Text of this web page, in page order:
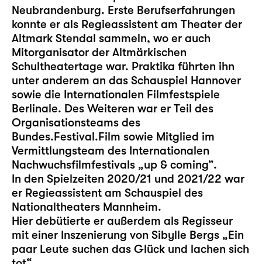
Neubrandenburg. Erste Berufserfahrungen
konnte er als Regieassistent am Theater der
Altmark Stendal sammeln, wo er auch
Mitorganisator der Altmärkischen
Schultheatertage war. Praktika führten ihn
unter anderem an das Schauspiel Hannover
sowie die Internationalen Filmfestspiele
Berlinale. Des Weiteren war er Teil des
Organisationsteams des
Bundes.Festival.Film sowie Mitglied im
Vermittlungsteam des Internationalen
Nachwuchsfilmfestivals „up & coming“.
In den Spielzeiten 2020/21 und 2021/22 war
er Regieassistent am Schauspiel des
Nationaltheaters Mannheim.
Hier debütierte er außerdem als Regisseur
mit einer Inszenierung von Sibylle Bergs „Ein
paar Leute suchen das Glück und lachen sich